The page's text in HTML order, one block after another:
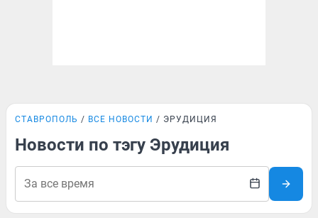
СТАВРОПОЛЬ ВСЕ НОВОСТИ ЭРУДИЦИЯ
Новости по тэгу Эрудиция